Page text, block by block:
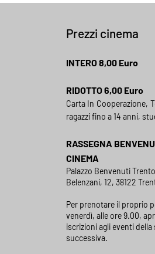
Prezzi cinema
INTERO 8,00 Euro
RIDOTTO 6,00 Euro
Carta In Cooperazione,
ragazzi fino a 14 anni,
RASSEGNA
CINEMA
Palazzo Benvenuti
Belenzani, 12, 38122
Per prenotare il proprio
venerdì, alle ore 9.00,
iscrizioni agli eventi
successiva.